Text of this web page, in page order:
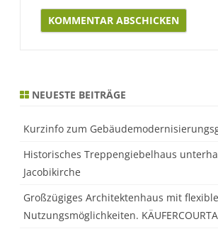
NEUESTE BEITRÄGE
Kurzinfo zum
Historisches Treppengiebelhaus
Jacobikirche
Großzügiges Architektenhaus mit
Nutzungsmöglichkeiten.